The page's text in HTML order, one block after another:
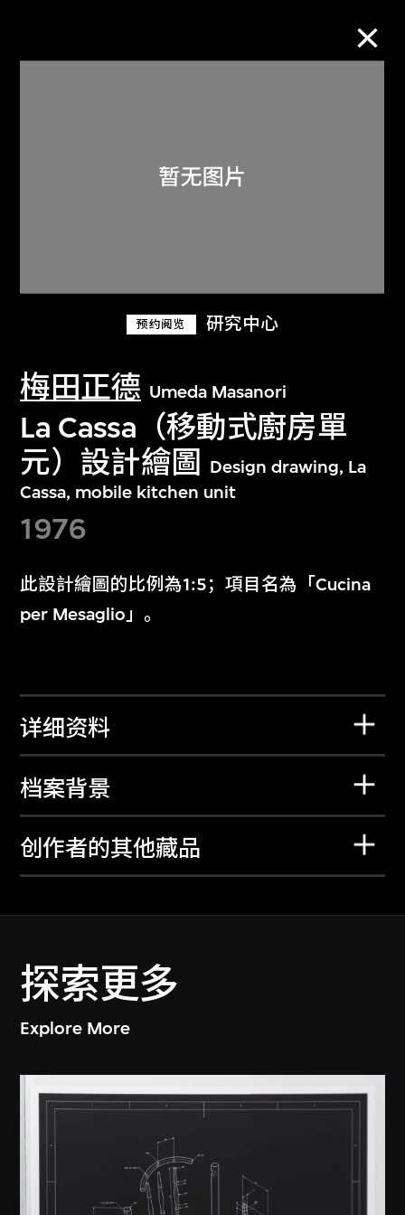
预约阅览 研究中心
梅田正德 Umeda Masanori
La Cassa（移動式廚房單
元）設計繪圖
Design drawing, La
Cassa, mobile kitchen unit
1976
此設計繪圖的比例為1:5；項目名為「Cucina
per Mesaglio」。
详细资料
档案背景
创作者的其他藏品
探索更多
Explore More
关于M+藏品
探索世界顶级的二十及二十一世纪视觉
文化藏品。